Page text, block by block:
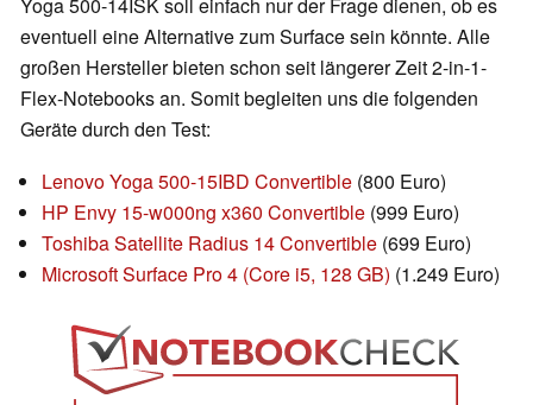
Yoga 500-14ISK soll einfach nur der Frage dienen, ob es
eventuell eine Alternative zum Surface sein könnte. Alle
großen Hersteller bieten schon seit längerer Zeit 2-in-1-
Flex-Notebooks an. Somit begleiten uns die folgenden
Geräte durch den Test:
Lenovo Yoga 500-15IBD Convertible (800 Euro)
HP Envy 15-w000ng x360 Convertible (999 Euro)
Toshiba Satellite Radius 14 Convertible (699 Euro)
Microsoft Surface Pro 4 (Core i5, 128 GB) (1.249 Euro)